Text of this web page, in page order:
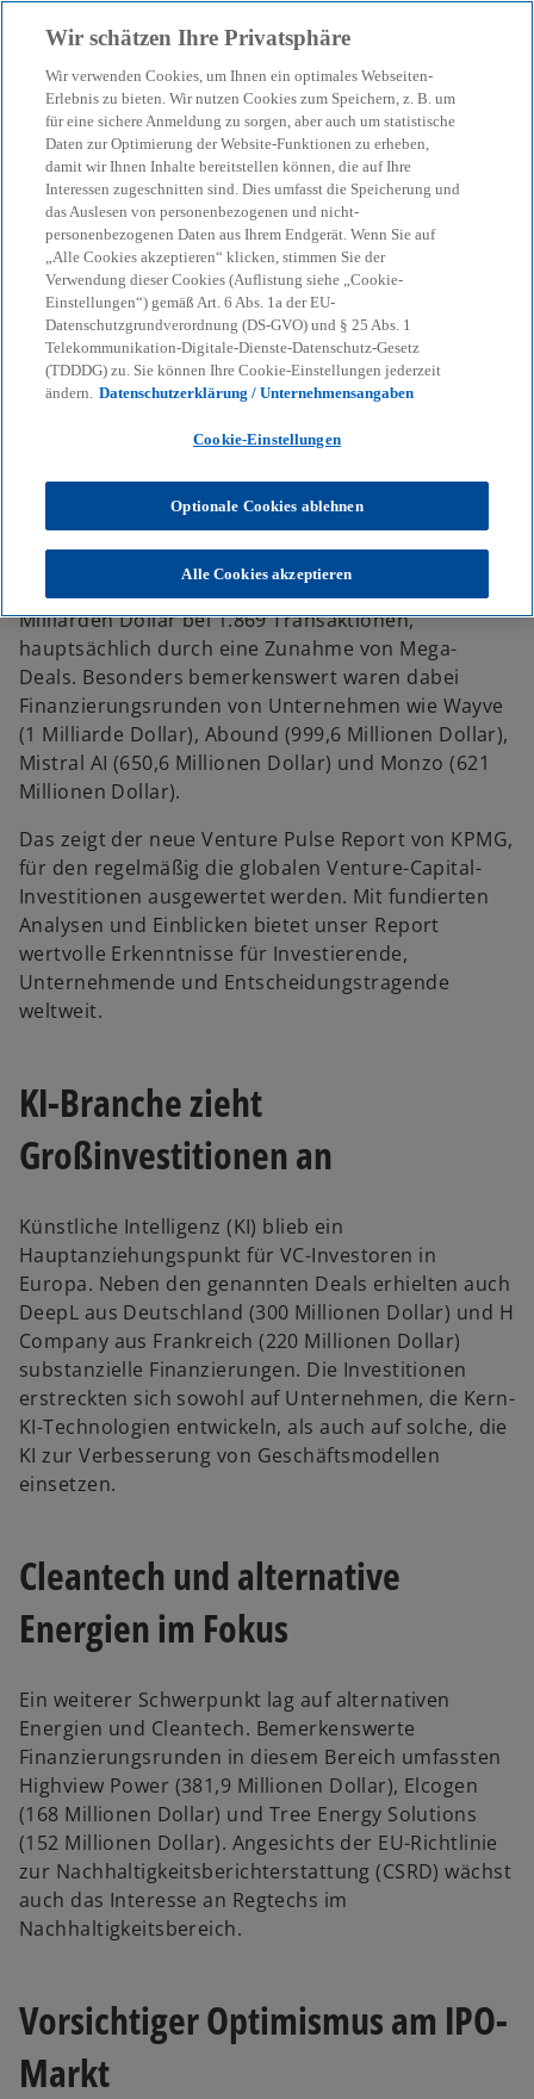
menu search
Venture Pulse Report Q2
2024
Venture Capital: Die wichtigsten Erkenntnisse aus
dem Venture Pulse Report für das zweite Quartal
2024 in Europa.
KPMG
Themen
Venture Pulse Report Q2 2024
Im zweiten Quartal 2024 erlebte der europäische
Venture-Capital-Markt einen deutlichen
Aufschwung. Die Investitionen stiegen von 13,9
Milliarden Dollar im ersten Quartal auf 17,8
Milliarden Dollar bei 1.869 Transaktionen,
hauptsächlich durch eine Zunahme von Mega-
Deals. Besonders bemerkenswert waren dabei
Finanzierungsrunden von Unternehmen wie Wayve
(1 Milliarde Dollar), Abound (999,6 Millionen Dollar),
Mistral AI (650,6 Millionen Dollar) und Monzo (621
Millionen Dollar).
Das zeigt der neue Venture Pulse Report von KPMG,
für den regelmäßig die globalen Venture-Capital-
Investitionen ausgewertet werden. Mit fundierten
Analysen und Einblicken bietet unser Report
wertvolle Erkenntnisse für Investierende,
Unternehmende und Entscheidungstragende
weltweit.
KI-Branche zieht
Großinvestitionen an
Künstliche Intelligenz (KI) blieb ein
Hauptanziehungspunkt für VC-Investoren in
Europa. Neben den genannten Deals erhielten auch
DeepL aus Deutschland (300 Millionen Dollar) und H
Company aus Frankreich (220 Millionen Dollar)
substanzielle Finanzierungen. Die Investitionen
erstreckten sich sowohl auf Unternehmen, die Kern-
KI-Technologien entwickeln, als auch auf solche, die
KI zur Verbesserung von Geschäftsmodellen
einsetzen.
Cleantech und alternative
Energien im Fokus
Ein weiterer Schwerpunkt lag auf alternativen
Energien und Cleantech. Bemerkenswerte
Finanzierungsrunden in diesem Bereich umfassten
Highview Power (381,9 Millionen Dollar), Elcogen
(168 Millionen Dollar) und Tree Energy Solutions
(152 Millionen Dollar). Angesichts der EU-Richtlinie
zur Nachhaltigkeitsberichterstattung (CSRD) wächst
auch das Interesse an Regtechs im
Nachhaltigkeitsbereich.
Vorsichtiger Optimismus am IPO-
Markt
Wir schätzen Ihre Privatsphäre
Wir verwenden Cookies, um Ihnen ein optimales Webseiten-
Erlebnis zu bieten. Wir nutzen Cookies zum Speichern, z. B. um
für eine sichere Anmeldung zu sorgen, aber auch um statistische
Daten zur Optimierung der Website-Funktionen zu erheben,
damit wir Ihnen Inhalte bereitstellen können, die auf Ihre
Interessen zugeschnitten sind. Dies umfasst die Speicherung und
das Auslesen von personenbezogenen und nicht-
personenbezogenen Daten aus Ihrem Endgerät. Wenn Sie auf
„Alle Cookies akzeptieren“ klicken, stimmen Sie der
Verwendung dieser Cookies (Auflistung siehe „Cookie-
Einstellungen“) gemäß Art. 6 Abs. 1a der EU-
Datenschutzgrundverordnung (DS-GVO) und § 25 Abs. 1
Telekommunikation-Digitale-Dienste-Datenschutz-Gesetz
(TDDDG) zu. Sie können Ihre Cookie-Einstellungen jederzeit
ändern. Datenschutzerklärung / Unternehmensangaben
Cookie-Einstellungen
Optionale Cookies ablehnen
Alle Cookies akzeptieren